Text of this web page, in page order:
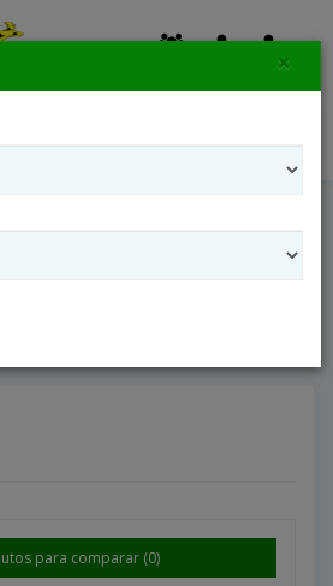
Juiz De Fora
para comparar (0)
×